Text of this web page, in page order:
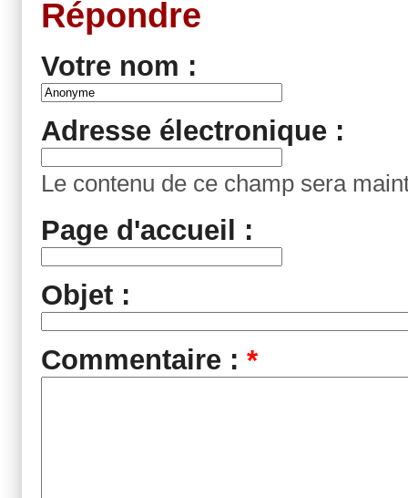
Répondre
Votre nom :
Adresse électronique :
Le contenu de ce champ sera
Page d'accueil :
Objet :
Commentaire : *